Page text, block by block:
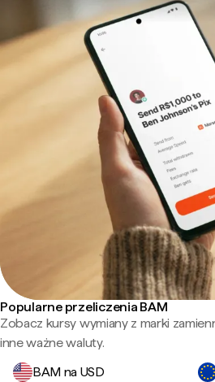
Popularne przeliczenia BAM
Zobacz kursy wymiany z marki
inne ważne waluty.
BAM na USD